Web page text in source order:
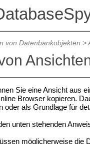
von Datenbankobjekten >
Sie eine Ansicht aus
Browser kopieren.
oder als Grundlage für
unten stehenden
möglicherweise die